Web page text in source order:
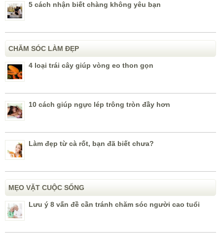
5 cách nhận biết chàng không yêu bạn
CHĂM SÓC LÀM ĐẸP
4 loại trái cây giúp vòng eo thon gọn
10 cách giúp ngực lép trông tròn đầy hơn
Làm đẹp từ cà rốt, bạn đã biết chưa?
MẸO VẶT CUỘC SỐNG
Lưu ý 8 vấn đề cần tránh chăm sóc người cao tuổi